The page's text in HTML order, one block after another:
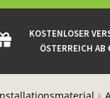
KOSTENLOSER
ÖSTERREICH AB